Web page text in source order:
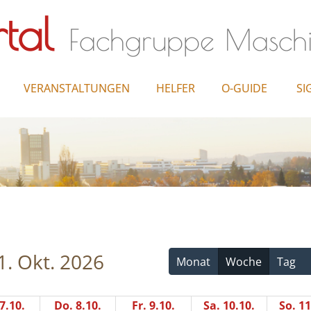
Fachgruppe
VERANSTALTUNGEN HELFER O-GUIDE
Okt. 2026 Monat Woche Tag
Do. 8.10. Fr. 9.10. Sa. 10.10. So.